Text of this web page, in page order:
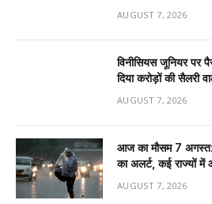
AUGUST 7, 2026
विनीसियस जूनियर पर
दिया करोड़ों की सैलरी
AUGUST 7, 2026
आज का मौसम 7 अगस्त:
का अलर्ट, कई राज्यों में
AUGUST 7, 2026